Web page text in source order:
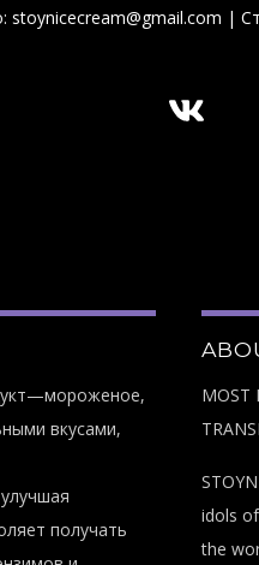
stoynicecream@gmail.com |
вкусами,
получать
MOST
idols
the